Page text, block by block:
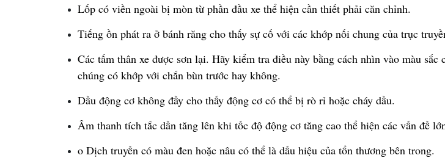
Lốp có viền ngoài bị mòn từphần đầu xe thể hiện cần thiết phải căn chỉnh.
Tiếng ồn phát ra ở bánh răng cho thấy sựcố với các khớp nối chung của trục truyề
Các tấm thân xe được sơn lại. Hãy kiểm tra điều này bằng cách nhìn vào màu sắc
chúng có khớp với chắn bùn trước hay không.
Dầu động cơ không đầy cho thấy động cơ có thể bị rò rỉ hoặc cháy dầu.
Âm thanh tích tắc dần tăng lên khi tốc độ động cơ tăng cao thể hiện các vấn đề lớ
o Dịch truyền có màu đen hoặc nâu có thể là dấu hiệu của tổn thương bên trong.